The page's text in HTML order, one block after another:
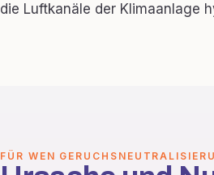
die Luftkanäle der Klimaanlage
FÜR WEN